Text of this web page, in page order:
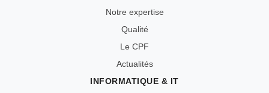
Notre expertise
Qualité
Le CPF
Actualités
INFORMATIQUE & IT